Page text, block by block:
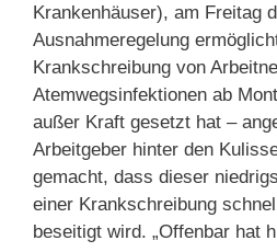
Krankenhäuser), am Freitag
Ausnahmeregelung
Krankschreibung von
Atemwegsinfektionen ab
außer Kraft gesetzt hat –
Arbeitgeber hinter den
gemacht, dass dieser
einer Krankschreibung
beseitigt wird. „Offenbar hat